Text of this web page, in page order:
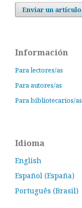
Enviar un artículo
Información
Para lectores/as
Para autores/as
Para bibliotecarios/as
Idioma
English
Español (España)
Português (Brasil)